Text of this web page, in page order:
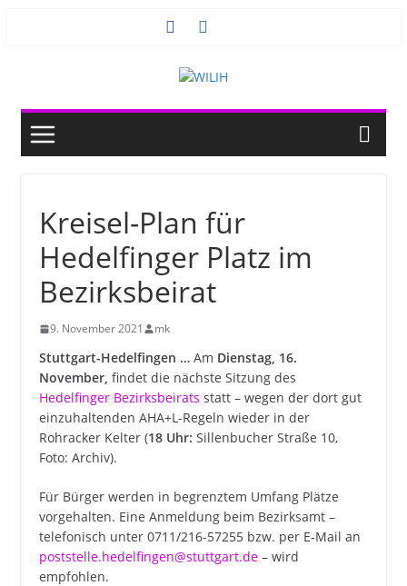
Kreisel-Plan für
Hedelfinger Platz im
Bezirksbeirat
9. November 2021 mk
Stuttgart-Hedelfingen …Am Dienstag, 16.
November, findet die nächste Sitzung des
Hedelfinger Bezirksbeirats statt – wegen der dort gut
einzuhaltenden AHA+L-Regeln wieder in der
Rohracker Kelter (18 Uhr: Sillenbucher Straße 10,
Foto: Archiv).
Für Bürger werden in begrenztem Umfang Plätze
vorgehalten. Eine Anmeldung beim Bezirksamt –
telefonisch unter 0711/216-57255 bzw. per E-Mail an
poststelle.hedelfingen@stuttgart.de– wird
empfohlen.